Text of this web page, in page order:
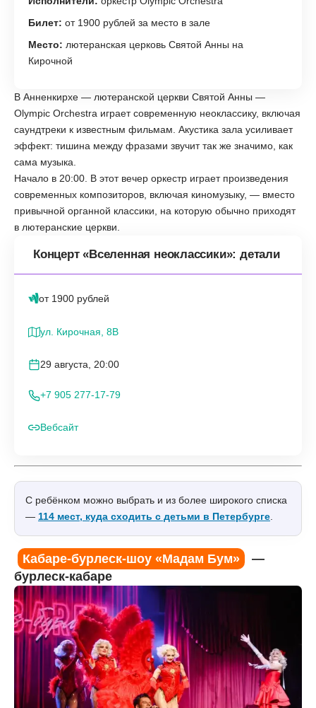
Билет: от 1900 рублей за место в зале
Место: лютеранская церковь Святой Анны на
Кирочной
В Анненкирхе — лютеранской церкви Святой Анны —
Olympic Orchestra играет современную неоклассику, включая
саундтреки к известным фильмам. Акустика зала усиливает
эффект: тишина между фразами звучит так же значимо, как
сама музыка.
Начало в 20:00. В этот вечер оркестр играет произведения
современных композиторов, включая киномузыку, — вместо
привычной органной классики, на которую обычно приходят
в лютеранские церкви.
Концерт «Вселенная неоклассики»: детали
от 1900 рублей
ул. Кирочная, 8В
29 августа, 20:00
+7 905 277-17-79
Вебсайт
С ребёнком можно выбрать и из более широкого списка
— 114 мест, куда сходить с детьми в Петербурге
Кабаре-бурлеск-шоу «Мадам Бум»
—
бурлеск-кабаре